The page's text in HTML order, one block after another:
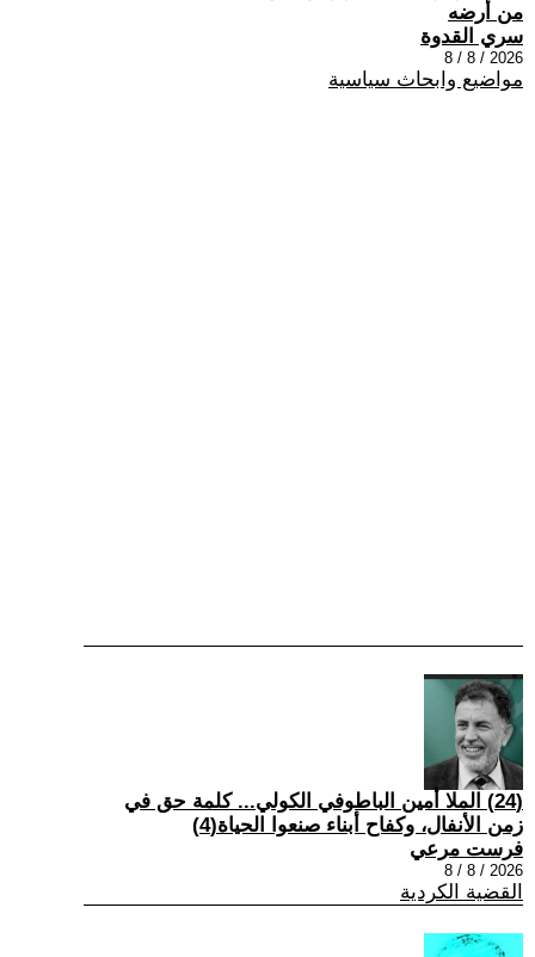
من أرضه
سري القدوة
2026 / 8 / 8
مواضيع وابحاث سياسية
(24) الملا أمين الباطوفي الكولي... كلمة حق في
زمن الأنفال، وكفاح أبناء صنعوا الحياة(4)
فرست مرعي
2026 / 8 / 8
القضية الكردية